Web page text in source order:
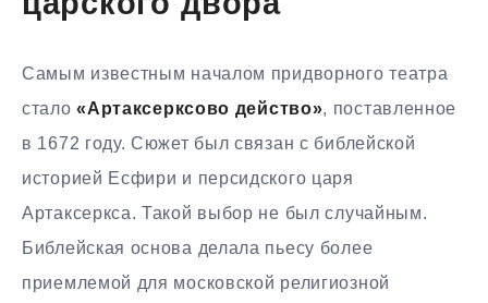
царского двора
Самым известным началом придворного театра
стало«Артаксерксово действо», поставленное
в 1672 году. Сюжет был связан с библейской
историей Есфири и персидского царя
Артаксеркса. Такой выбор не был случайным.
Библейская основа делала пьесу более
приемлемой для московской религиозной